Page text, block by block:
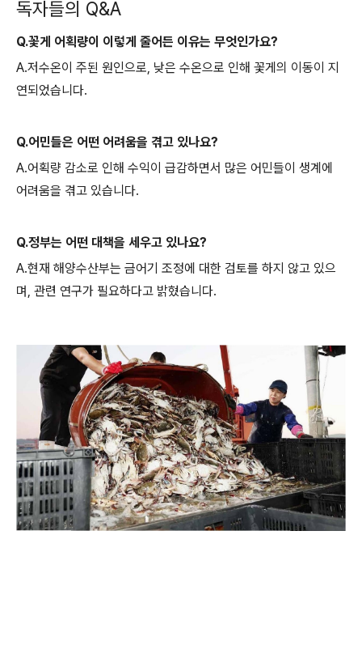
독자들의 Q&A
Q.꽃게 어획량이 이렇게 줄어든 이유는 무엇인가요?
A.저수온이 주된 원인으로, 낮은 수온으로 인해 꽃게의 이동이 지
연되었습니다.
Q.어민들은 어떤 어려움을 겪고 있나요?
A.어획량 감소로 인해 수익이 급감하면서 많은 어민들이 생계에
어려움을 겪고 있습니다.
Q.정부는 어떤 대책을 세우고 있나요?
A.현재 해양수산부는 금어기 조정에 대한 검토를 하지 않고 있으
며, 관련 연구가 필요하다고 밝혔습니다.